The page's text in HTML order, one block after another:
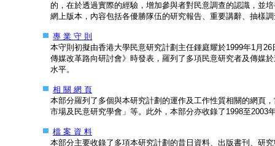
的，在於透過實際的經驗，增加參與者對民意調查的認識，並
網上版本，內容包括各優勝隊伍的研究報告、重要講辭、抽樣
專 業 守 則
本守則初擬由香港大學民意研究計劃主任鍾庭耀於1999年1月
傳媒改革路向研討會》時發表，羅列了多項民意研究者及傳媒
水平。
相 關 網 頁
本部分羅列了多個與本研究計劃的運作及工作性質相關的網頁
市場及民意研究學會」等。此外，本部分亦收錄了1998至2003
檔 案 資 料
本部分主要收錄了多項本研究計劃的昔日資料、出版書刊、研